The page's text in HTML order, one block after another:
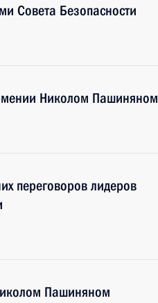
Совета Безопасности
Николом Пашиняном
переговоров лидеров
Пашиняном